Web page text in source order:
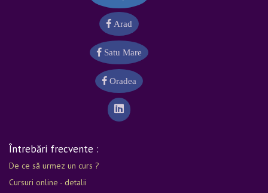
Arad
Satu Mare
Oradea
Întrebări frecvente :
De ce să urmez un curs ?
Cursuri online - detalii